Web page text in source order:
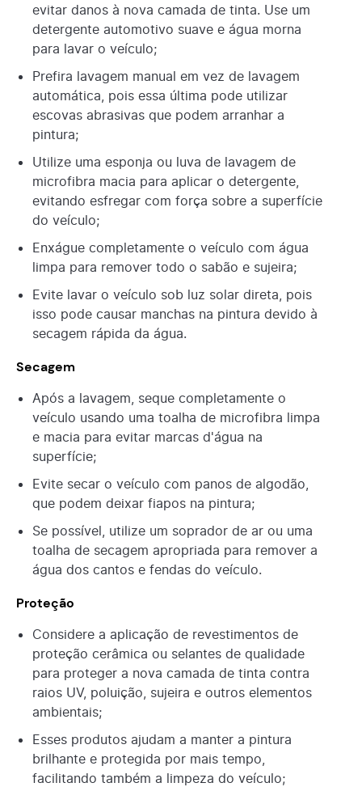
evitar danos à nova camada de tinta. Use um
detergente automotivo suave e água morna
para lavar o veículo;
Prefira lavagem manual em vez de lavagem
automática, pois essa última pode utilizar
escovas abrasivas que podem arranhar a
pintura;
Utilize uma esponja ou luva de lavagem de
microfibra macia para aplicar o detergente,
evitando esfregar com força sobre a superfície
do veículo;
Enxágue completamente o veículo com água
limpa para remover todo o sabão e sujeira;
Evite lavar o veículo sob luz solar direta, pois
isso pode causar manchas na pintura devido à
secagem rápida da água.
Secagem
Após a lavagem, seque completamente o
veículo usando uma toalha de microfibra limpa
e macia para evitar marcas d'água na
superfície;
Evite secar o veículo com panos de algodão,
que podem deixar fiapos na pintura;
Se possível, utilize um soprador de ar ou uma
toalha de secagem apropriada para remover a
água dos cantos e fendas do veículo.
Proteção
Considere a aplicação de revestimentos de
proteção cerâmica ou selantes de qualidade
para proteger a nova camada de tinta contra
raios UV, poluição, sujeira e outros elementos
ambientais;
Esses produtos ajudam a manter a pintura
brilhante e protegida por mais tempo,
facilitando também a limpeza do veículo;